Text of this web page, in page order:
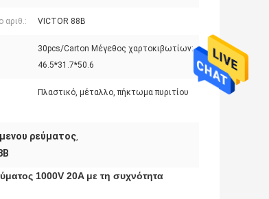
αριθ.: VICTOR 88B
30pcs/Carton Μέγεθος χαρτοκιβωτίων:
46.5*31.7*50.6
Πλαστικό, μέταλλο, πήκτωμα πυριτίου
ρεύματος
1000V 20A με τη συχνότητα